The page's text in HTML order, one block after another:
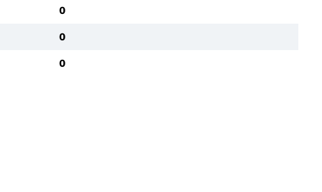
0
0
0